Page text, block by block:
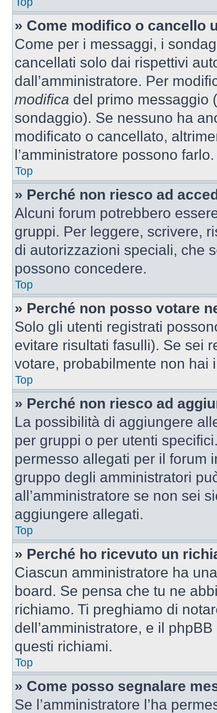
» Come modifico o cancello
Come per i messaggi, i
cancellati solo dai rispettivi
dall’amministratore. Per
modifica del primo messaggio
sondaggio). Se nessuno ha
modificato o cancellato,
l’amministratore possono farlo.
Top
» Perché non riesco ad
Alcuni forum potrebbero
gruppi. Per leggere, scrivere,
di autorizzazioni speciali, che
possono concedere.
Top
» Perché non posso votare
Solo gli utenti registrati
evitare risultati fasulli). Se sei
votare, probabilmente non hai
Top
» Perché non riesco ad
La possibilità di aggiungere
per gruppi o per utenti
permesso allegati per il forum
gruppo degli amministratori
all’amministratore se non sei
aggiungere allegati.
Top
» Perché ho ricevuto un
Ciascun amministratore ha
board. Se pensa che tu ne
richiamo. Ti preghiamo di
dell’amministratore, e il
questi richiami.
Top
» Come posso segnalare
Se l’amministratore l’ha